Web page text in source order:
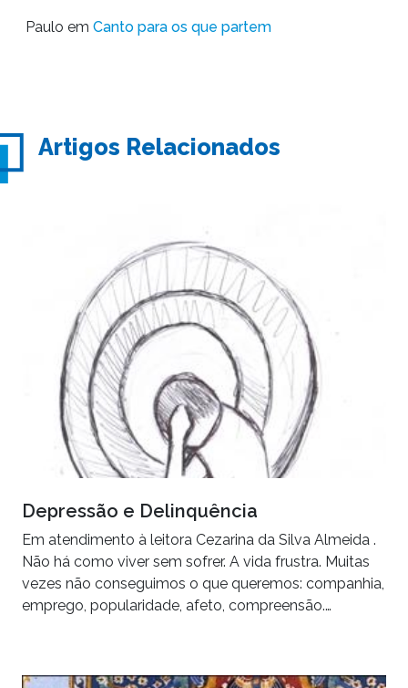
Paulo em Canto para os que partem
Artigos Relacionados
Depressão e Delinquência
Em atendimento à leitora Cezarina da Silva Almeida .
Não há como viver sem sofrer. A vida frustra. Muitas
vezes não conseguimos o que queremos: companhia,
emprego, popularidade, afeto, compreensão.…